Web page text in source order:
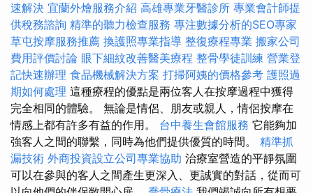
速解決 宜蘭外燴服務介紹 高雄專業牙醫診所 專業會計師提
供稅務諮詢 精準的聽力檢查服務 專注數據分析的SEO專家
草屯按摩服務推薦 換護照專業指導 整復療程專業 搬家公司
費用評價討論 眼下細紋改善醫美療程 整骨學徒訓練 營業登
記快速辦理 食品機械解決方案 打掃阿姨的價格參考 護照過
期如何處理 這種療程的優點是兩位客人在按摩過程中獲得
完全相同的體驗。 無論是情侶、朋友或親人，情侶按摩在
情感上都有許多有益的作用。 台中養生會館服務 它能夠加
強客人之間的聯繫，同時為他們提供優質的時間。 精準抓
漏技術 外商投資設立公司專業協助 治療室營造的平靜氛圍
可以在參與的客人之間產生更深入、更誠實的對話，從而可